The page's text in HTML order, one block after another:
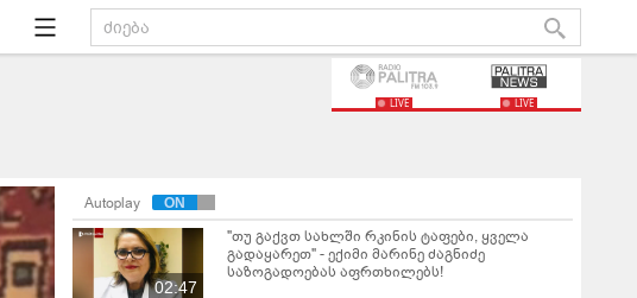
LIVE LIVE
Autoplay
02:47
"თუ გაქვთ სახლში რკინის ტაფები, ყველა
გადაყარეთ" - ექიმი მარინე ძაგნიძე
საზოგადოებას აფრთხილებს!